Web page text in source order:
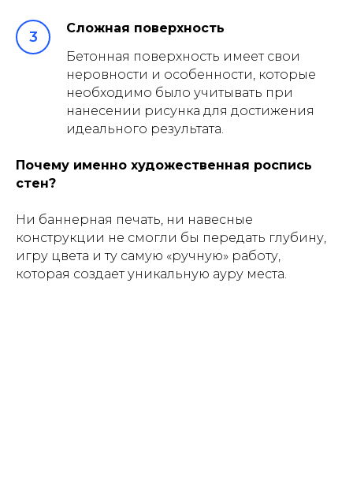
Сложная поверхность
Бетонная поверхность имеет свои
неровности и особенности, которые
необходимо было учитывать при
нанесении рисунка для достижения
идеального результата.
Почему именно художественная роспись
стен?
Ни баннерная печать, ни навесные
конструкции не смогли бы передать глубину,
игру цвета и ту самую «ручную» работу,
которая создает уникальную ауру места.